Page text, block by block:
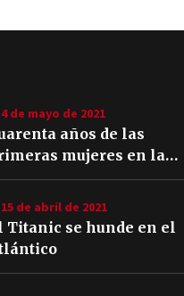
4 de mayo de 2021
años de las
mujeres en la
Local de Sevilla
15 de abril de 2021
Titanic se hunde en el